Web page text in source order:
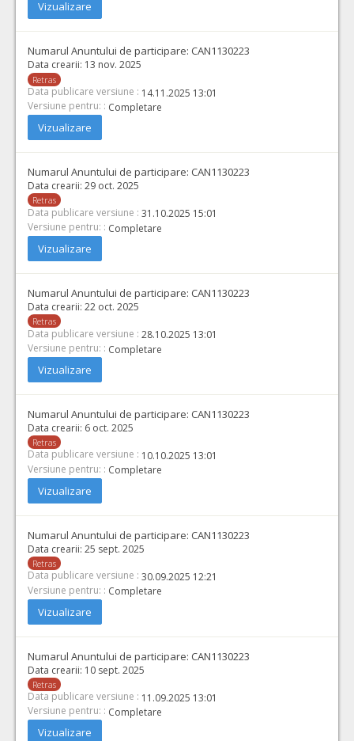
VALOAREA ESTIMATA FARA
TVA:
10.000,00 - 60.000,00 Leu
36. Stenturi carotidiene autoexpandabile cu meșă
COD CPV: 33111710-1 Accesorii pentru angiografie (Rev.2)
VALOAREA ESTIMATA FARA
TVA:
3.100,00 - 31.000,00 Leu
38. Dispozitive de trombaspiraţie vase intracraniene distale
COD CPV: 33111710-1 Accesorii pentru angiografie (Rev.2)
TVA:
3.100,00 - 1.240.000,00 Leu
39. Ministenturi cerebrale impletite, din nitinol
COD CPV: 33111710-1 Accesorii pentru angiografie (Rev.2)
TVA:
8.500,00 - 510.000,00 Leu
40. Microghiduri hidrofile pentru uz intracranian cu vârf atraumatic pentru proceduri speciale
COD CPV: 33111710-1 Accesorii pentru angiografie (Rev.2)
TVA:
1.400,00 - 140.000,00 Leu
Vizualizare
Numarul Anuntului de participare: CAN1130223
Data crearii: 13 nov. 2025
Retras
Data publicare versiune : 14.11.2025 13:01
Versiune pentru: : Completare
Vizualizare
Numarul Anuntului de participare: CAN1130223
Data crearii: 29 oct. 2025
Retras
Data publicare versiune : 31.10.2025 15:01
Versiune pentru: : Completare
Vizualizare
Numarul Anuntului de participare: CAN1130223
Data crearii: 22 oct. 2025
Retras
Data publicare versiune : 28.10.2025 13:01
Versiune pentru: : Completare
Vizualizare
Numarul Anuntului de participare: CAN1130223
Data crearii: 6 oct. 2025
Retras
Data publicare versiune : 10.10.2025 13:01
Versiune pentru: : Completare
Vizualizare
Numarul Anuntului de participare: CAN1130223
Data crearii: 25 sept. 2025
Retras
Data publicare versiune : 30.09.2025 12:21
Versiune pentru: : Completare
Vizualizare
Numarul Anuntului de participare: CAN1130223
Data crearii: 10 sept. 2025
Retras
Data publicare versiune : 11.09.2025 13:01
Versiune pentru: : Completare
Vizualizare